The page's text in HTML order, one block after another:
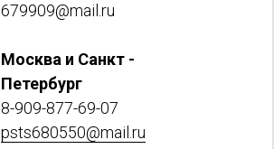
679909@mail.ru
Москва и Санкт -
Петербург
8-909-877-69-07
psts680550@mail.ru